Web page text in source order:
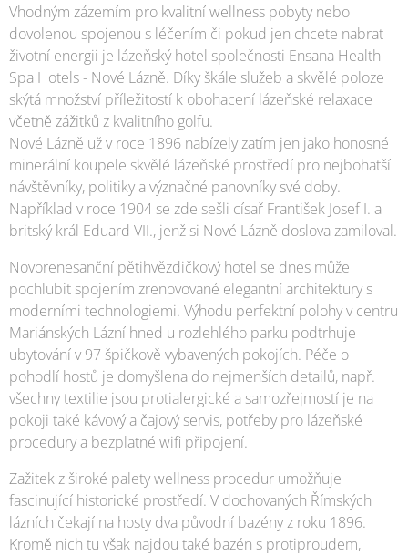
Vhodným zázemím pro kvalitní wellness pobyty nebo
dovolenou spojenou s léčením či pokud jen chcete nabrat
životní energii je lázeňský hotel společnosti Ensana Health
Spa Hotels - Nové Lázně. Díky škále služeb a skvělé poloze
skýtá množství příležitostí k obohacení lázeňské relaxace
včetně zážitků z kvalitního golfu.
Nové Lázně už v roce 1896 nabízely zatím jen jako honosné
minerální koupele skvělé lázeňské prostředí pro nejbohatší
návštěvníky, politiky a význačné panovníky své doby.
Například v roce 1904 se zde sešli císař František Josef I. a
britský král Eduard VII., jenž si Nové Lázně doslova zamiloval.
Novorenesanční pětihvězdičkový hotel se dnes může
pochlubit spojením zrenovované elegantní architektury s
moderními technologiemi. Výhodu perfektní polohy v centru
Mariánských Lázní hned u rozlehlého parku podtrhuje
ubytování v 97 špičkově vybavených pokojích. Péče o
pohodlí hostů je domyšlena do nejmenších detailů, např.
všechny textilie jsou protialergické a samozřejmostí je na
pokoji také kávový a čajový servis, potřeby pro lázeňské
procedury a bezplatné wifi připojení.
Zažitek z široké palety wellness procedur umožňuje
fascinující historické prostředí. V dochovaných Římských
lázních čekají na hosty dva původní bazény z roku 1896.
Kromě nich tu však najdou také bazén s protiproudem,